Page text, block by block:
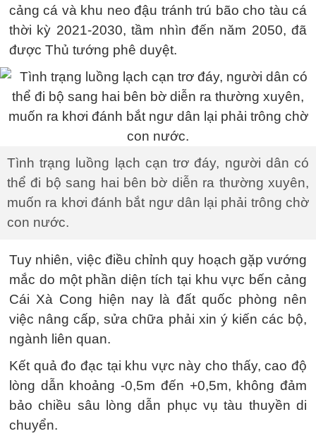
cảng cá và khu neo đậu tránh trú bão cho tàu cá
thời kỳ 2021-2030, tầm nhìn đến năm 2050, đã
được Thủ tướng phê duyệt.
Tình trạng luồng lạch cạn trơ đáy, người dân có
thể đi bộ sang hai bên bờ diễn ra thường xuyên,
muốn ra khơi đánh bắt ngư dân lại phải trông chờ
con nước.
Tuy nhiên, việc điều chỉnh quy hoạch gặp vướng
mắc do một phần diện tích tại khu vực bến cảng
Cái Xà Cong hiện nay là đất quốc phòng nên
việc nâng cấp, sửa chữa phải xin ý kiến các bộ,
ngành liên quan.
Kết quả đo đạc tại khu vực này cho thấy, cao độ
lòng dẫn khoảng -0,5m đến +0,5m, không đảm
bảo chiều sâu lòng dẫn phục vụ tàu thuyền di
chuyển.